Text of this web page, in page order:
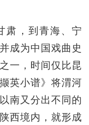
，到青海、宁
成为中国戏曲史
一，时间仅比昆
英小谱》将渭河
南又分出不同的
西境内，就形成